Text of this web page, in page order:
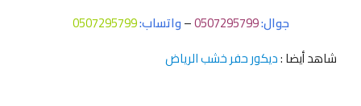
جوال:0507295799
–واتساب:0507295799
شاهد أيضا :ديكور حفر خشب الرياض